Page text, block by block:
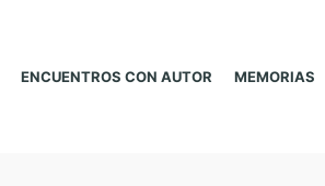
ENCUENTROS CON AUTOR MEMORIAS